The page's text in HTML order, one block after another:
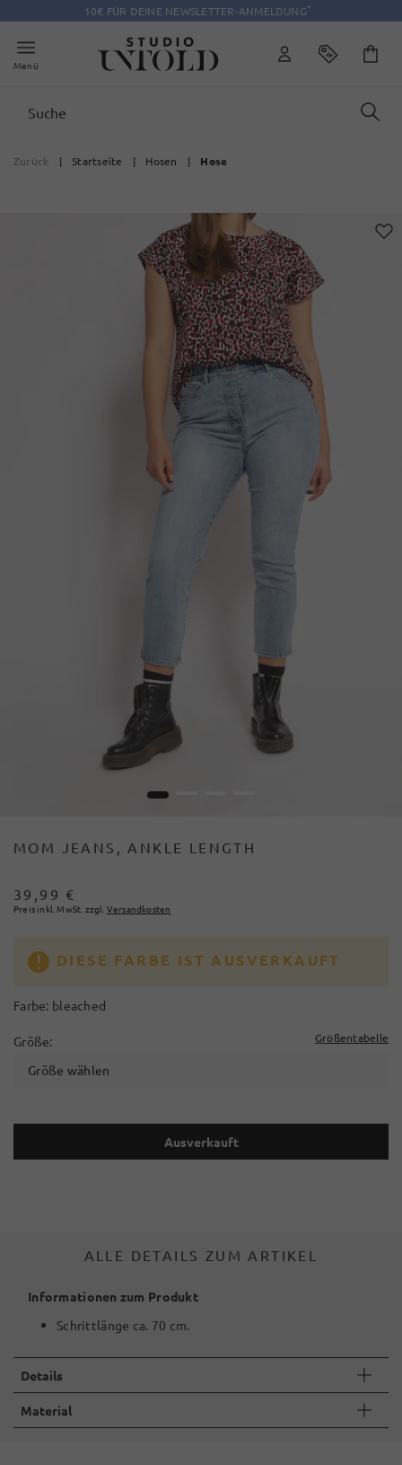
10€ FÜR DEINE NEWSLETTER-ANMELDUNG*
Menü
Zurück | Startseite | Hosen | Hose
1
MOM JEANS, ANKLE LENGTH
39,99 €
Preis inkl. MwSt. zzgl. Versandkosten
DIESE FARBE IST AUSVERKAUFT
Farbe: bleached
Größe: Größentabelle
Größe wählen
Ausverkauft
ALLE DETAILS ZUM ARTIKEL
Informationen zum Produkt
Schrittlänge ca. 70 cm.
Details
Material